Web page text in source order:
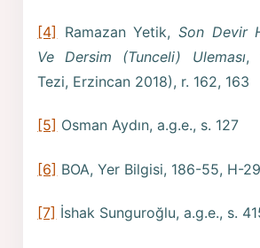
[4] Ramazan Yetik, Son Devir
Ve Dersim (Tunceli) Uleması,
Tezi, Erzincan 2018), r. 162, 163
[5] Osman Aydın, a.g.e., s. 127
[6] BOA, Yer Bilgisi, 186-55, H-
[7] İshak Sunguroğlu, a.g.e., s.